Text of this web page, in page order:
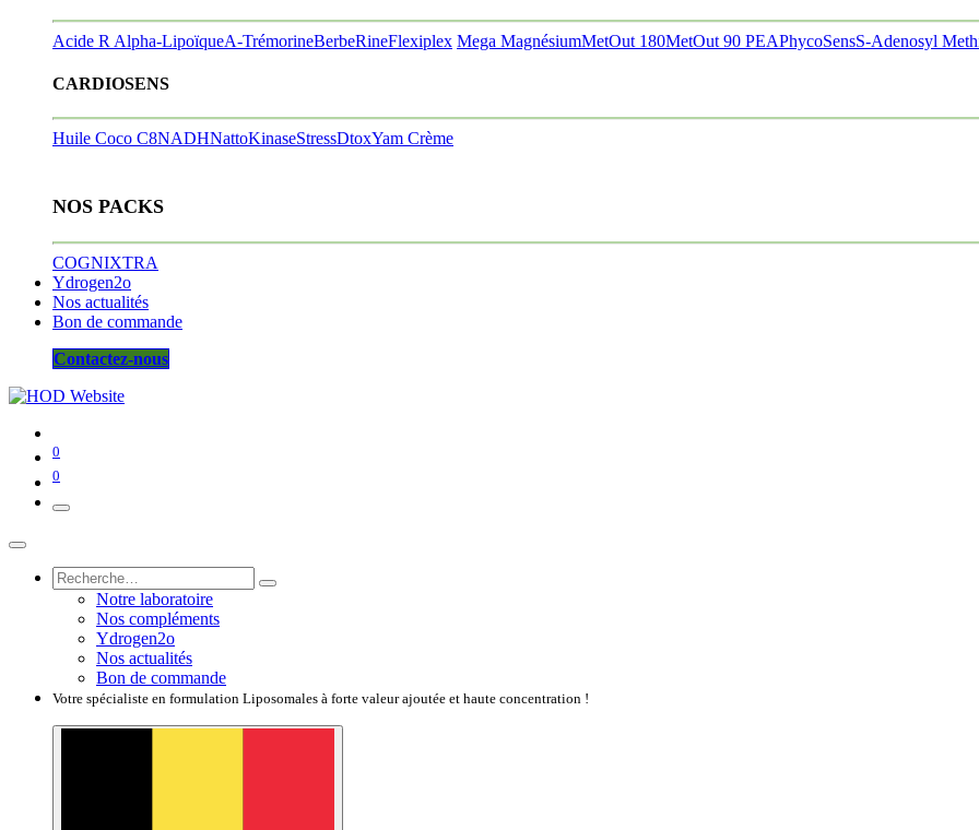
Acide R Alpha-LipoïqueA-TrémorineBerbeRineFlexiplex Mega MagnésiumMetOut 180MetOut 90 PEAPhycoSensS-Adenosyl
CARDIOSENS
Huile Coco C8NADHNattoKinaseStressDtoxYam Crème
NOS PACKS
COGNIXTRA
Ydrogen2o
Nos actualités
Bon de commande
Contactez-nous
0
0
Notre laboratoire
Nos compléments
Ydrogen2o
Nos actualités
Bon de commande
Votre spécialiste en formulation Liposomales à forte valeur ajoutée et haute concentration !